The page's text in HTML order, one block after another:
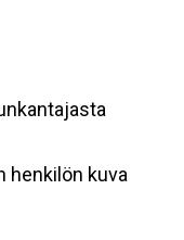
henkilön kuva